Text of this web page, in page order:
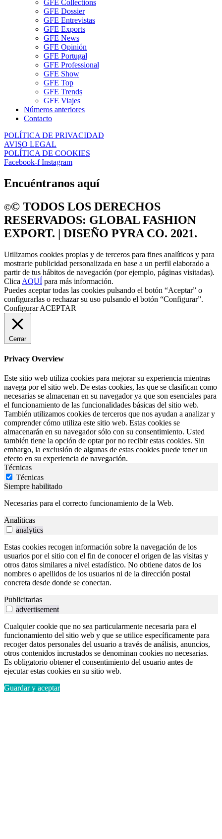
GFE Collections
GFE Dossier
GFE Entrevistas
GFE Exports
GFE News
GFE Opinión
GFE Portugal
GFE Professional
GFE Show
GFE Top
GFE Trends
GFE Viajes
Números anteriores
Contacto
POLÍTICA DE PRIVACIDAD
AVISO LEGAL
POLÍTICA DE COOKIES
Facebook-f Instagram
Encuéntranos aquí
©️©️ TODOS LOS DERECHOS
RESERVADOS: GLOBAL FASHION
EXPORT. | DISEÑO PYRA CO. 2021.
Utilizamos cookies propias y de terceros para fines analíticos y para
mostrarte publicidad personalizada en base a un perfil elaborado a
partir de tus hábitos de navegación (por ejemplo, páginas visitadas).
Clica AQUÍ para más información.
Puedes aceptar todas las cookies pulsando el botón “Aceptar” o
configurarlas o rechazar su uso pulsando el botón “Configurar”.
Configurar ACEPTAR
Cerrar
Privacy Overview
Este sitio web utiliza cookies para mejorar su experiencia mientras
navega por el sitio web. De estas cookies, las que se clasifican como
necesarias se almacenan en su navegador ya que son esenciales para
el funcionamiento de las funcionalidades básicas del sitio web.
También utilizamos cookies de terceros que nos ayudan a analizar y
comprender cómo utiliza este sitio web. Estas cookies se
almacenarán en su navegador sólo con su consentimiento. Usted
también tiene la opción de optar por no recibir estas cookies. Sin
embargo, la exclusión de algunas de estas cookies puede tener un
efecto en su experiencia de navegación.
Técnicas
Técnicas
Siempre habilitado
Necesarias para el correcto funcionamiento de la Web.
Analíticas
analytics
Estas cookies recogen información sobre la navegación de los
usuarios por el sitio con el fin de conocer el origen de las visitas y
otros datos similares a nivel estadístico. No obtiene datos de los
nombres o apellidos de los usuarios ni de la dirección postal
concreta desde donde se conectan.
Publicitarias
advertisement
Cualquier cookie que no sea particularmente necesaria para el
funcionamiento del sitio web y que se utilice específicamente para
recoger datos personales del usuario a través de análisis, anuncios,
otros contenidos incrustados se denominan cookies no necesarias.
Es obligatorio obtener el consentimiento del usuario antes de
ejecutar estas cookies en su sitio web.
Guardar y aceptar